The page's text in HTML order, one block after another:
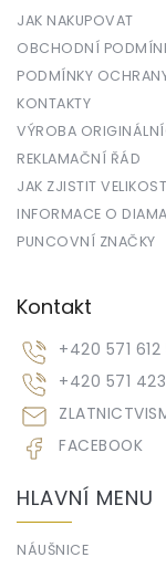
JAK NAKUPOVAT
OBCHODNÍ
PODMÍNKY
KONTAKTY
VÝROBA
REKLAMAČNÍ ŘÁD
JAK ZJISTIT
INFORMACE O
PUNCOVNÍ ZNAČKY
Kontakt
+420 571 612
+420 571
FACEBOOK
HLAVNÍ MENU
NÁUŠNICE